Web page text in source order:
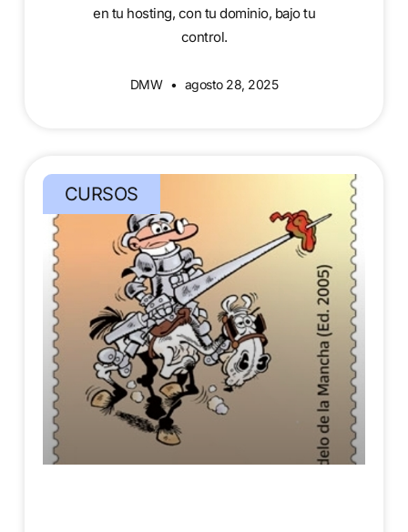
en tu hosting, con tu dominio, bajo tu
control.
DMW agosto 28, 2025
CURSOS